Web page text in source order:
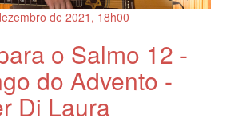
de 2021, 18h00
o Salmo 12 -
do Advento -
Di Laura